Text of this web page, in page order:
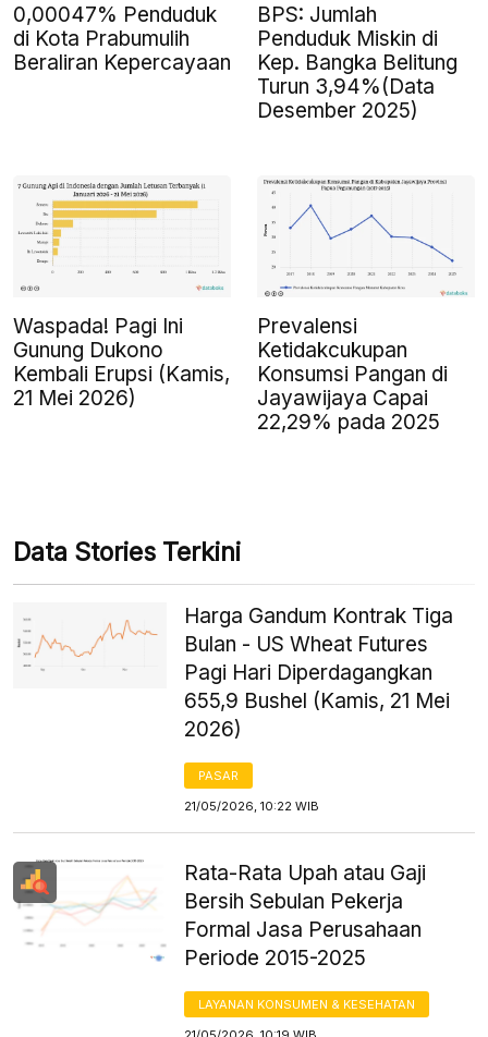
0,00047% Penduduk
di Kota Prabumulih
Beraliran Kepercayaan
BPS: Jumlah
Penduduk Miskin di
Kep. Bangka Belitung
Turun 3,94%(Data
Desember 2025)
Waspada! Pagi Ini
Gunung Dukono
Kembali Erupsi (Kamis,
21 Mei 2026)
Prevalensi
Ketidakcukupan
Konsumsi Pangan di
Jayawijaya Capai
22,29% pada 2025
Data Stories Terkini
Harga Gandum Kontrak Tiga
Bulan - US Wheat Futures
Pagi Hari Diperdagangkan
655,9 Bushel (Kamis, 21 Mei
2026)
PASAR
21/05/2026, 10:22 WIB
Rata-Rata Upah atau Gaji
Bersih Sebulan Pekerja
Formal Jasa Perusahaan
Periode 2015-2025
LAYANAN KONSUMEN & KESEHATAN